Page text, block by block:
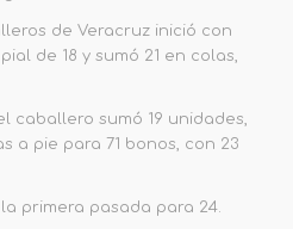
de Veracruz inició con
de 18 y sumó 21 en colas,
caballero sumó 19 unidades,
a pie para 71 bonos, con 23
primera pasada para 24.